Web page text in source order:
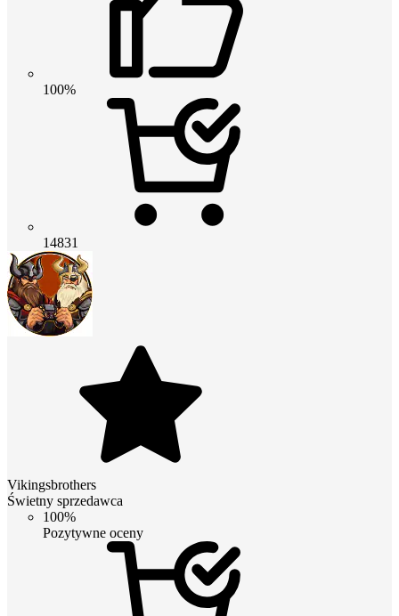
100%
14831
Vikingsbrothers
Świetny sprzedawca
100%
Pozytywne oceny